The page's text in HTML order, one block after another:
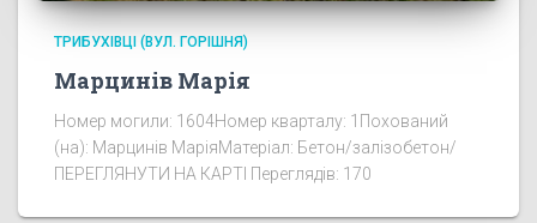
ТРИБУХІВЦІ (ВУЛ. ГОРІШНЯ)
Марцинів Марія
Номер могили: 1604Номер кварталу: 1Похований
(на): Марцинів МаріяМатеріал: Бетон/залізобетон/
ПЕРЕГЛЯНУТИ НА КАРТІ Переглядів: 170